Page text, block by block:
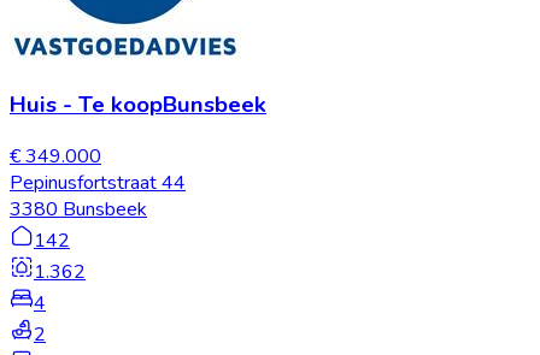
Huis - Te koopBunsbeek
€ 349.000
Pepinusfortstraat 44
3380 Bunsbeek
142
1.362
4
2